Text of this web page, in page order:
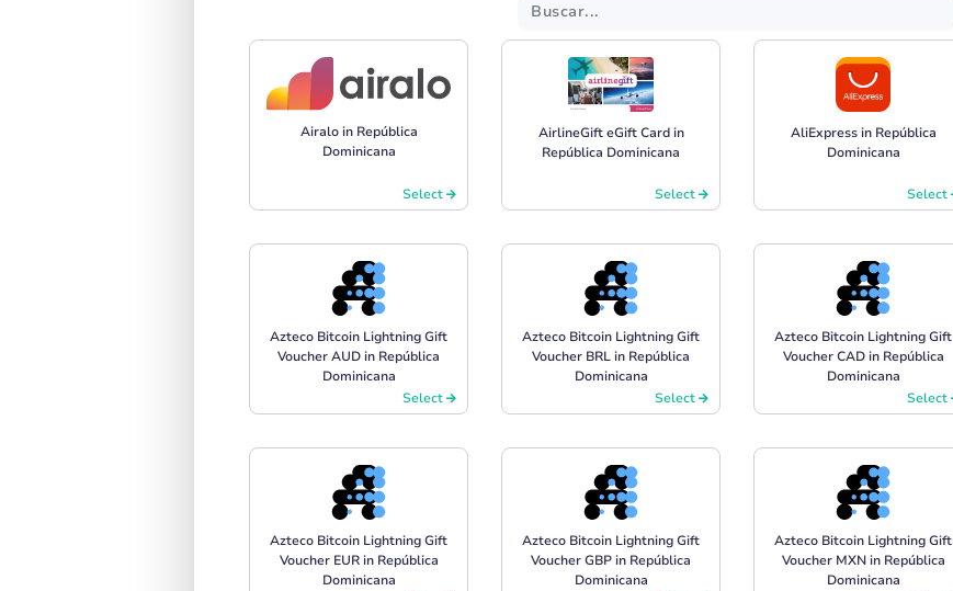
Airalo in República
Dominicana
Select
AirlineGift eGift Card in
República Dominicana
Select
AliExpress in República
Dominicana
Select
Azteco Bitcoin Lightning Gift
Voucher AUD in República
Dominicana
Select
Azteco Bitcoin Lightning Gift
Voucher BRL in República
Dominicana
Select
Azteco Bitcoin Lightning Gift
Voucher CAD in República
Dominicana
Select
Azteco Bitcoin Lightning Gift
Voucher EUR in República
Dominicana
Azteco Bitcoin Lightning Gift
Voucher GBP in República
Dominicana
Azteco Bitcoin Lightning Gift
Voucher MXN in República
Dominicana